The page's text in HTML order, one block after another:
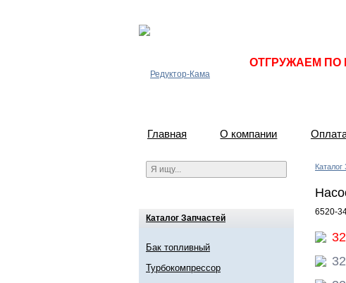
ОТГРУЖАЕМ ПО
Главная О компании
Каталог Запчастей
Бак топливный
Турбокомпрессор
Каталог
6520-